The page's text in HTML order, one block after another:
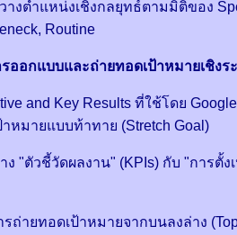
างตำแหน่งเชิงกลยุทธ์ตามมิติของ
Routine
ออกแบบและถ่ายทอดเป้าหมายเชิงร
and Key Results ที่ใช้โดย
หมายแบบท้าทาย (Stretch Goal)
ง "ตัวชี้วัดผลงาน" (KPIs) กับ "การตั้
ถ่ายทอดเป้าหมายจากบนลงล่าง